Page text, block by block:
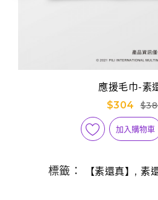
應援毛巾-素
$304
加入購物車
標籤： 【素還真】 , 素